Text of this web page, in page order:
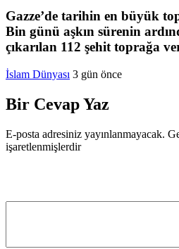
Gazze’de tarihin en büyük
Bin günü aşkın sürenin
çıkarılan 112 şehit toprağa
İslam Dünyası 3 gün önce
Bir Cevap Yaz
E-posta adresiniz yayınlanmayacak.
işaretlenmişlerdir